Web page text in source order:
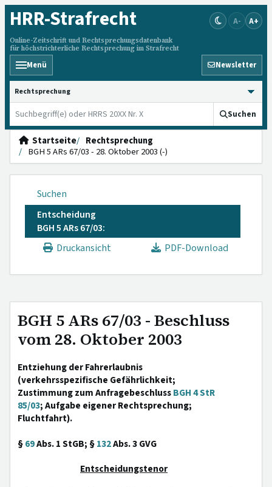
HRR-Strafrecht
Online-Zeitschrift und Rechtsprechungsdatenbank
für höchstrichterliche Rechtsprechung im Strafrecht
A- A+
Menü Newsletter
HRRS durchsuchen
Suchen
Startseite
Rechtsprechung
BGH 5 ARs 67/03 - 28. Oktober 2003 (-)
Suchen
Entscheidung
BGH 5 ARs 67/03:
Druckansicht
PDF-Download
BGH 5 ARs 67/03 - Beschluss
vom 28. Oktober 2003
Entziehung der Fahrerlaubnis
(verkehrsspezifische Gefährlichkeit;
Zustimmung zum AnfragebeschlussBGH 4 StR
85/03; Aufgabe eigener Rechtsprechung;
Fluchtfahrt).
§69Abs. 1 StGB; §132Abs. 3 GVG
Entscheidungstenor